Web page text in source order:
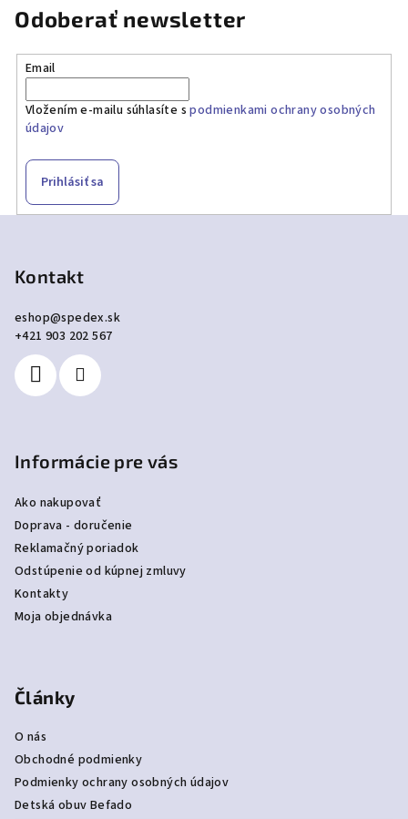
Odoberať newsletter
Email
Vložením e-mailu súhlasíte spodmienkami ochrany osobných
údajov
Prihlásiť sa
Kontakt
eshop@spedex.sk
+421 903 202 567
Informácie pre vás
Ako nakupovať
Doprava - doručenie
Reklamačný poriadok
Odstúpenie od kúpnej zmluvy
Kontakty
Moja objednávka
Články
O nás
Obchodné podmienky
Podmienky ochrany osobných údajov
Detská obuv Befado